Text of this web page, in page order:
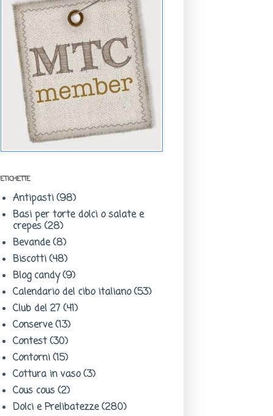
ETICHETTE
Antipasti (98)
Basi per torte dolci o salate e
crepes (28)
Bevande (8)
Biscotti (48)
Blog candy (9)
Calendario del cibo italiano (53)
Club del 27 (41)
Conserve (13)
Contest (30)
Contorni (15)
Cottura in vaso (3)
Cous cous (2)
Dolci e Prelibatezze (280)